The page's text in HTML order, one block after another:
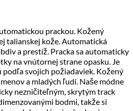
prackou. Kožený
talianskej kože. Automatická
a prestíž. Pracka sa automaticky
na vnútornej strane opasku. Je
svojich požiadaviek. Kožený
a mladých ľudí. Naše módne
nezničiteľným, skrytým track
bodmi, takže si